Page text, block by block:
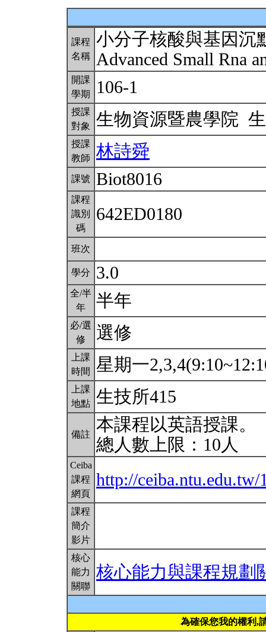
課程
名稱
小分子核酸與基因沉
Advanced Small Rna
開課
學期
106-1
授課
對象
生物資源暨農學院
授課
教師
林詩舜
課號 Biot8016
課程
識別
碼
642ED0180
班次
學分 3.0
全/半
年
半年
必/選
修
選修
上課
時間
星期一
上課
地點 生技所415
備註
本課程以英語授課。
總人數上限：10人
Ceiba
課程
網頁
http://
課程
簡介
影片
核心
能力
關聯
核心能力與課程規劃
為確保您我的權利,